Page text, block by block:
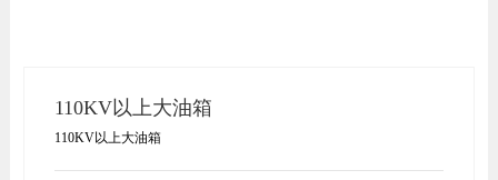
110KV以上大油箱
110KV以上大油箱